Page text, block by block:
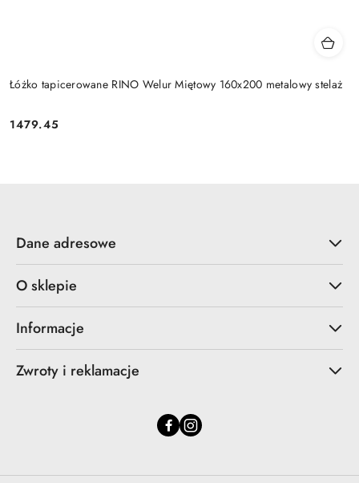
Łóżko tapicerowane RINO Welur Miętowy 160x200 metalowy stelaż
Cena:
1479.45
Dane adresowe
O sklepie
Informacje
Zwroty i reklamacje